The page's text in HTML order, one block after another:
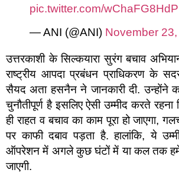
pic.twitter.com/wChaFG8HdP
— ANI (@ANI) November
उत्तरकाशी के सिल्कयारा सुरंग बचाव
राष्ट्रीय आपदा प्रबंधन प्राधिकरण के
सैयद अता हसनैन ने जानकारी दी. उन्होंने
चुनौतीपूर्ण है इसलिए ऐसी उम्मीद करते
ही राहत व बचाव का काम पूरा हो जाएगा,
पर काफी दबाव पड़ता है. हालांकि, ये
ऑपरेशन में अगले कुछ घंटों में या कल तक
जाएगी.